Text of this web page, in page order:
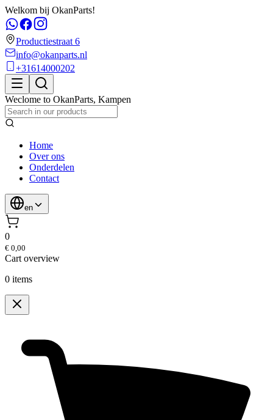
Welkom bij OkanParts!
Productiestraat 6
info@okanparts.nl
+31614000202
Weclome to OkanParts, Kampen
Home
Over ons
Onderdelen
Contact
en
0
€ 0,00
Cart overview
0 items